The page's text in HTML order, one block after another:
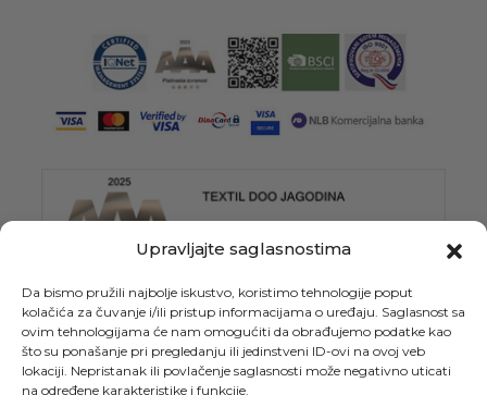
Upravljajte saglasnostima
Da bismo pružili najbolje iskustvo, koristimo tehnologije poput
kolačića za čuvanje i/ili pristup informacijama o uređaju. Saglasnost sa
ovim tehnologijama će nam omogućiti da obrađujemo podatke kao
što su ponašanje pri pregledanju ili jedinstveni ID-ovi na ovoj veb
lokaciji. Nepristanak ili povlačenje saglasnosti može negativno uticati
na određene karakteristike i funkcije.